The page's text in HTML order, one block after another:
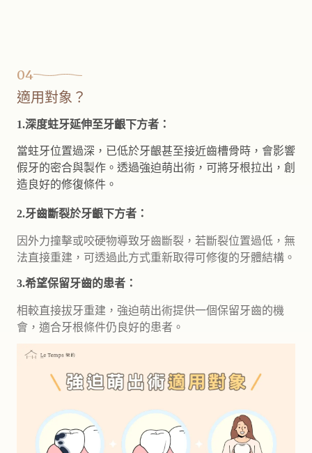
04
適用對象？
1.深度蛀牙延伸至牙齦下方者：
當蛀牙位置過深，已低於牙齦甚至接近齒槽骨時，會影響
假牙的密合與製作。透過強迫萌出術，可將牙根拉出，創
造良好的修復條件。
2.牙齒斷裂於牙齦下方者：
因外力撞擊或咬硬物導致牙齒斷裂，若斷裂位置過低，無
法直接重建，可透過此方式重新取得可修復的牙體結構。
3.希望保留牙齒的患者：
相較直接拔牙重建，強迫萌出術提供一個保留牙齒的機
會，適合牙根條件仍良好的患者。